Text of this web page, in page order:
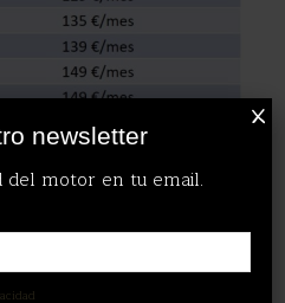
a las
newsletter
del motor en tu email.
X